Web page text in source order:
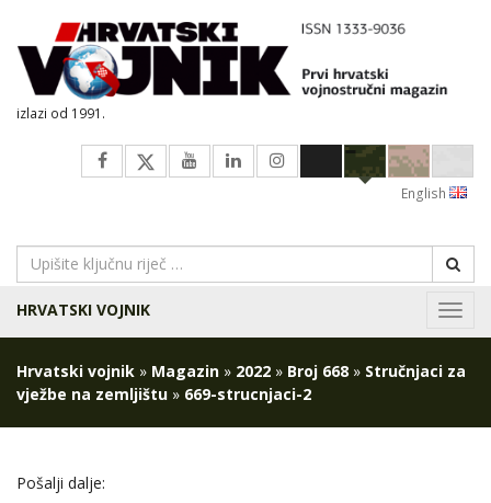
izlazi od 1991.
English
HRVATSKI VOJNIK
Hrvatski vojnik » Magazin » 2022 » Broj 668 » Stručnjaci za
vježbe na zemljištu » 669-strucnjaci-2
Pošalji dalje: